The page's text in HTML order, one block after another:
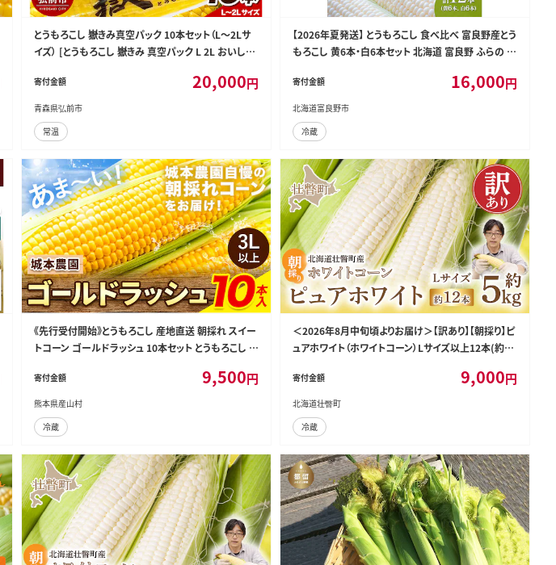
とうもろこし 嶽きみ真空パック 10本セット（L～2Lサ
イズ） [とうもろこし 嶽きみ 真空パック L 2L おいしい
森 美味 野菜]
寄付金額 20,000円
青森県弘前市
常温
【2026年夏発送】 とうもろこし 食べ比べ 富良野産とう
もろこし 黄6本・白6本セット 北海道 富良野 ふらの コ
寄付金額 16,000円
北海道富良野市
冷蔵
《先行受付開始》とうもろこし 産地直送 朝採れ スイー
トコーン ゴールドラッシュ 10本セット とうもろこし ス
《2026年7月中旬-8月中旬出荷》---ubuyama_jmn_
3_10p---
寄付金額 9,500円
熊本県産山村
冷蔵
＜2026年8月中旬頃よりお届け＞【訳あり】【朝採り】ピ
ュアホワイト（ホワイトコーン）Lサイズ以上12本(約5k
寄付金額 9,000円
北海道壮瞥町
冷蔵